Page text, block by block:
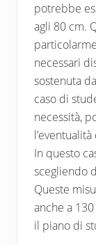
potrebbe
agli 80 cm.
necessari
sostenuta
caso di
necessità,
In questo
scegliendo
Queste
anche a
il piano di